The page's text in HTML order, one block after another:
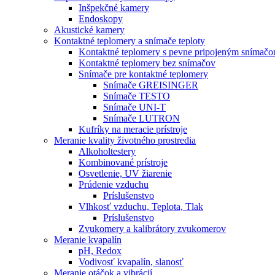
Inšpekčné kamery
Endoskopy
Akustické kamery
Kontaktné teplomery a snímače teploty
Kontaktné teplomery s pevne pripojeným
Kontaktné teplomery bez snímačov
Snímače pre kontaktné teplomery
Snímače GREISINGER
Snímače TESTO
Snímače UNI-T
Snímače LUTRON
Kufríky na meracie prístroje
Meranie kvality životného prostredia
Alkoholtestery
Kombinované prístroje
Osvetlenie, UV žiarenie
Prúdenie vzduchu
Príslušenstvo
Vlhkosť vzduchu, Teplota, Tlak
Príslušenstvo
Zvukomery a kalibrátory zvukomerov
Meranie kvapalín
pH, Redox
Vodivosť kvapalín, slanosť
Meranie otáčok a vibrácií